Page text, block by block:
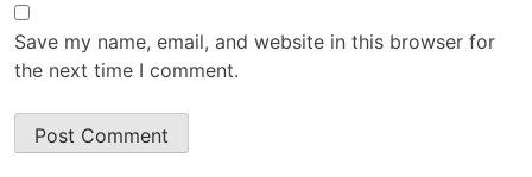
Save my name, email, and website in this browser for
the next time I comment.